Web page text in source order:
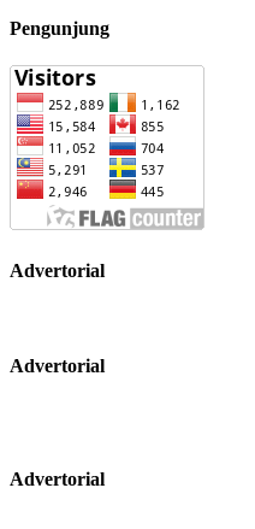
Pengunjung
Advertorial
Advertorial
Advertorial